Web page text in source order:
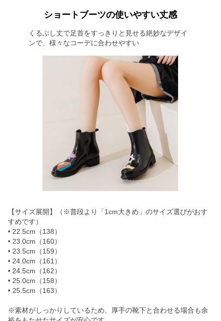
ショートブーツの使いやすい丈感
くるぶし丈で足首をすっきりと見せる絶妙なデザイ
ンで、様々なコーデに合わせやすい
【サイズ展開】（※普段より「1cm大きめ」のサイズ選びがおす
すめです）
• 22.5cm（138）
• 23.0cm（160）
• 23.5cm（159）
• 24.0cm（161）
• 24.5cm（162）
• 25.0cm（158）
• 25.5cm（163）
※素材がしっかりしているため、厚手の靴下と合わせる場合も余